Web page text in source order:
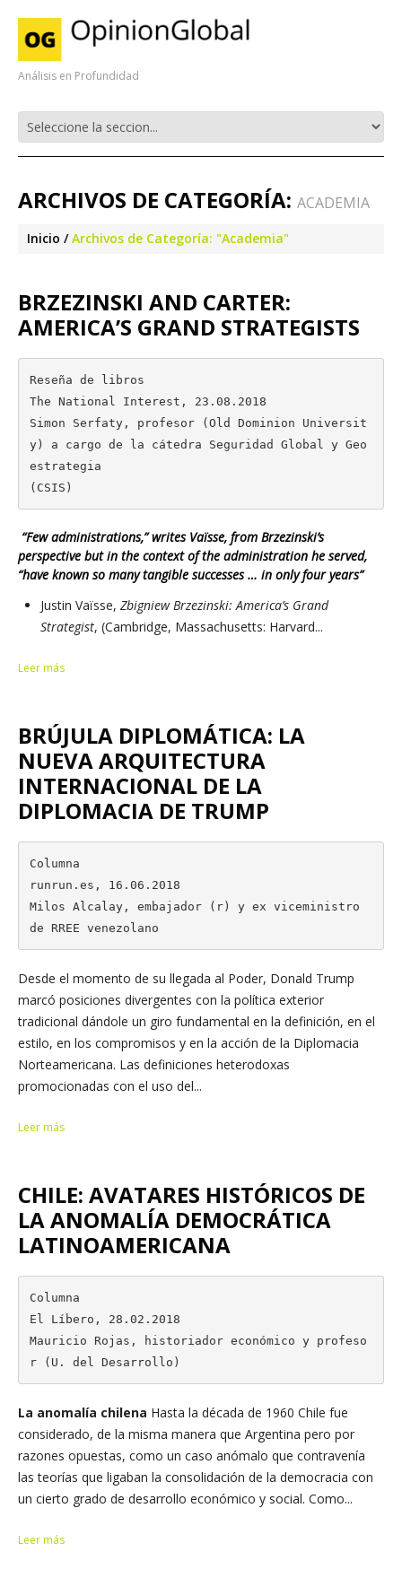
Análisis en Profundidad
ARCHIVOS DE CATEGORÍA: ACADEMIA
Inicio Archivos de Categoría: "Academia"
BRZEZINSKI AND CARTER:
AMERICA’S GRAND STRATEGISTS
Reseña de libros
The National Interest, 23.08.2018
Simon Serfaty, profesor (Old Dominion Universit
y) a cargo de la cátedra Seguridad Global y Geo
estrategia
(CSIS)
“Few administrations,” writes Vaïsse, from Brzezinski’s
perspective but in the context of the administration he served,
“have known so many tangible successes … in only four years”
Justin Vaïsse, Zbigniew Brzezinski: America’s Grand
Strategist, (Cambridge, Massachusetts: Harvard...
Leer más
BRÚJULA DIPLOMÁTICA: LA
NUEVA ARQUITECTURA
INTERNACIONAL DE LA
DIPLOMACIA DE TRUMP
Columna
runrun.es, 16.06.2018
Milos Alcalay, embajador (r) y ex viceministro
de RREE venezolano
Desde el momento de su llegada al Poder, Donald Trump
marcó posiciones divergentes con la política exterior
tradicional dándole un giro fundamental en la definición, en el
estilo, en los compromisos y en la acción de la Diplomacia
Norteamericana. Las definiciones heterodoxas
promocionadas con el uso del...
Leer más
CHILE: AVATARES HISTÓRICOS DE
LA ANOMALÍA DEMOCRÁTICA
LATINOAMERICANA
Columna
El Líbero, 28.02.2018
Mauricio Rojas, historiador económico y profeso
r (U. del Desarrollo)
La anomalía chilena Hasta la década de 1960 Chile fue
considerado, de la misma manera que Argentina pero por
razones opuestas, como un caso anómalo que contravenía
las teorías que ligaban la consolidación de la democracia con
un cierto grado de desarrollo económico y social. Como...
Leer más